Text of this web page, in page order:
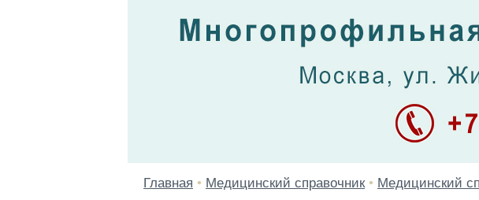
Главная • Медицинский справочник • Медицинский